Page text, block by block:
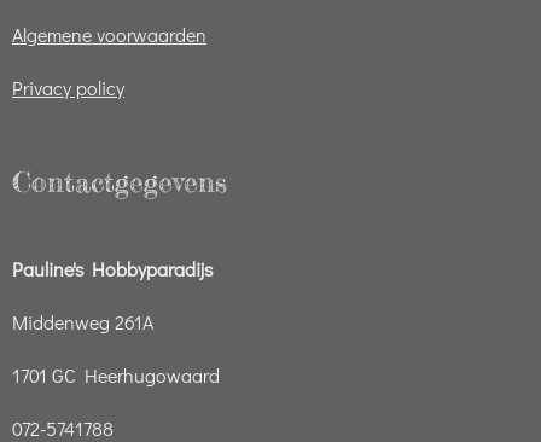
Algemene voorwaarden
Privacy policy
Contactgegevens
Pauline's Hobbyparadijs
Middenweg 261A
1701 GC Heerhugowaard
072-5741788